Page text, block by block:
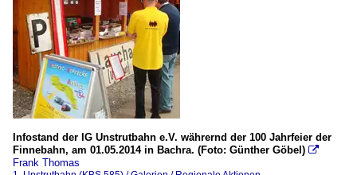
Infostand der IG Unstrutbahn e.V. währernd der 100 Jahrfeier der
Finnebahn, am 01.05.2014 in Bachra. (Foto: Günther Göbel) 
Frank Thomas